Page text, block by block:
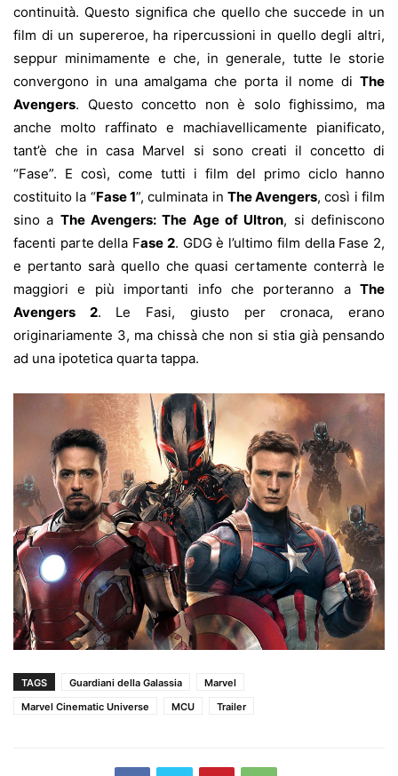
continuità. Questo significa che quello che succede in un
film di un supereroe, ha ripercussioni in quello degli altri,
seppur minimamente e che, in generale, tutte le storie
convergono in una amalgama che porta il nome di The
Avengers. Questo concetto non è solo fighissimo, ma
anche molto raffinato e machiavellicamente pianificato,
tant’è che in casa Marvel si sono creati il concetto di
“Fase”. E così, come tutti i film del primo ciclo hanno
costituito la “Fase 1”, culminata in The Avengers, così i film
sino a The Avengers: The Age of Ultron, si definiscono
facenti parte della Fase 2. GDG è l’ultimo film della Fase 2,
e pertanto sarà quello che quasi certamente conterrà le
maggiori e più importanti info che porteranno a The
Avengers 2. Le Fasi, giusto per cronaca, erano
originariamente 3, ma chissà che non si stia già pensando
ad una ipotetica quarta tappa.
TAGS Guardiani della Galassia
Marvel
Marvel Cinematic Universe
MCU Trailer